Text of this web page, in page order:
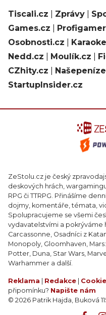
Tiscali.cz Zprávy
Games.cz
Osobnosti.cz
Nedd.cz
Moulík.cz
CZhity.cz
StartupInsider.cz
ZeStolu.cz je český
deskových hrách,
RPG či TTRPG. Přinášíme
dojmy, komentáře, témata,
Spolupracujeme se všemi
vydavatelstvími a pokrýváme
Carcassonne, Osadníci z
Monopoly, Gloomhaven,
Potter, Duna, Star Wars,
Warhammer a další.
Reklama Redakce
připomínku? Napište nám
© 2026 Patrik Hajda, Buková